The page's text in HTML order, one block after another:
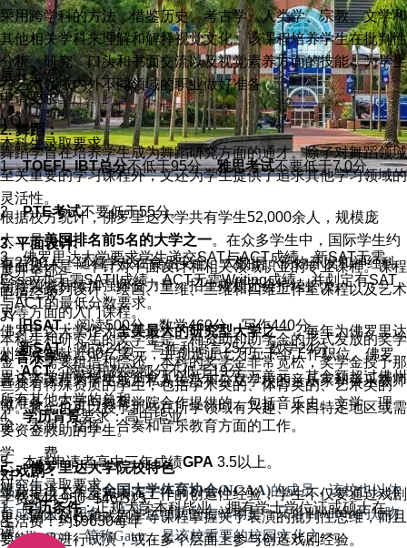
根据校方统计，佛罗里达大学共有学生52,000余人，规模庞
大，是美国排名前5名的大学之一。在众多学生中，国际学生约
有2700人。随着学校在食品安全、大数据、药物开发和神经科
学等领域持续加强师资力量，招生规模还会持续扩大。
佛罗里达大学作为全美最大的研究型大学之一，每年为佛罗里达
州经济贡献近60亿美元，并创造近七万五千个工作职位。佛罗
里达大学共获得研究资金五亿八千三百万美元，其金额超过佛州
所有其他大学的总和。
二、佛罗里达大学院校特色
佛罗里达大学是全国大学体育协会(NCAA)的成员，该校也以体
育成绩出众闻名，大学运动队的吉祥物是一只名叫Albert的短吻
鳄(alligator)，简称Gator，是该校重要的校园文化之一。
采用跨学科的方法，借鉴历史、考古学、人类学、宗教、文学和
其他相关学科来理解和解释视觉文化。该课程培养学生在批判性
分析、研究、口头和书面交流以及视觉素养方面的技能，为学生
在艺术领域内外不同领域的职业做好准备。
2. 舞蹈：
舞蹈学旨在培养学生成为舞蹈研究方面的通才。除了对舞蹈领域
至关重要的学习课程外，文还为学生提供了追求其他学习领域的
灵活性。
3. 平面设计:
平面设计是一个针对平面设计和相关领域职业的专业课程。课程
包括一系列设计、绘画、二维、三维和四维工作室课程以及艺术
史等方面的入门课程。
4. 音乐学：
音乐学课程为学生成为私人生活和公立学校的音乐家和音乐教师
做准备。它是与教育学院合作提供的，包括音乐史、文学、理
论、表演、指挥、合奏和音乐教育方面的工作。
5. 戏剧：
学校提供工作室和表演工作的创造性经验，学生不仅要通过戏剧
史、剧本创作和戏剧学等课程掌握关于表演的批判性思维，而且
要为作品进行试演，或在多个层面上参与创造戏剧经验。
展开全部
申请要求
YQ
本科生录取要求
1、TOEFL IBT总分不低于95分，雅思考试不要低于7.0分。
2、PTE考试不要低于55分。
3、佛罗里达大学要求学生递交SAT与ACT成绩，新SAT无需
Essay亦无需SATII成绩，ACT无需Writing成绩，并划定有SAT
与ACT的最低分数要求。
旧SAT：阅读500分，数学460分，写作440分。
新SAT：阅读24分，写作和语言25分，数学24分。
ACT：阅读和数学部分不低于19分。
4、 学历背景要求：高中毕业。
5、本科申请者高中三年成绩GPA 3.5以上。
研究生录取要求
1、学历条件：正规大学本科毕业，拥有学士学位证或硕士在
读。
展开全部
申请经验
JY
本科生和研究生的奖学金是一种资助和助学金的形式发放的奖学
金，不需要租借和偿还。本科的奖学金非常宽松，奖学金授予那
些具有特殊资质的学生，包括学术类的、体育类的、艺术类的
等。奖金也可以授予那些在所学领域有兴趣、来自特定地区或需
要资金救助的学生。
学 费
XF
学费:$44,950~$46,515
生活费：约$9630每年